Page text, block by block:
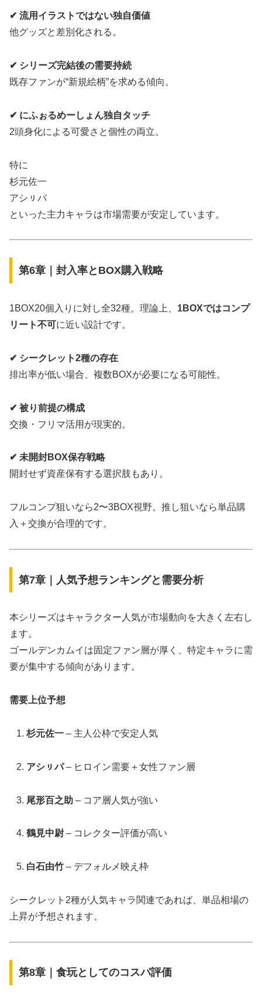
✔ 流用イラストではない独自価値
他グッズと差別化される。
✔ シリーズ完結後の需要持続
既存ファンが“新規絵柄”を求める傾向。
✔ にふぉるめーしょん独自タッチ
2頭身化による可愛さと個性の両立。
特に
杉元佐一
アシㇼパ
といった主力キャラは市場需要が安定しています。
第6章｜封入率とBOX購入戦略
1BOX20個入りに対し全32種。理論上、 1BOXではコンプ
リート不可に近い設計です。
✔ シークレット2種の存在
排出率が低い場合、複数BOXが必要になる可能性。
✔ 被り前提の構成
交換・フリマ活用が現実的。
✔ 未開封BOX保存戦略
開封せず資産保有する選択肢もあり。
フルコンプ狙いなら2〜3BOX視野。推し狙いなら単品購
入＋交換が合理的です。
第7章｜人気予想ランキングと需要分析
本シリーズはキャラクター人気が市場動向を大きく左右し
ます。
ゴールデンカムイは固定ファン層が厚く、特定キャラに需
要が集中する傾向があります。
需要上位予想
杉元佐一 – 主人公枠で安定人気
アシㇼパ– ヒロイン需要＋女性ファン層
尾形百之助 – コア層人気が強い
鶴見中尉 – コレクター評価が高い
白石由竹 – デフォルメ映え枠
シークレット2種が人気キャラ関連であれば、単品相場の
上昇が予想されます。
第8章｜食玩としてのコスパ評価